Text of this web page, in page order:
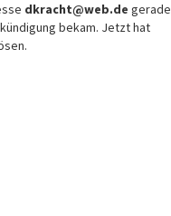
dkracht@web.de gerade
bekam. Jetzt hat